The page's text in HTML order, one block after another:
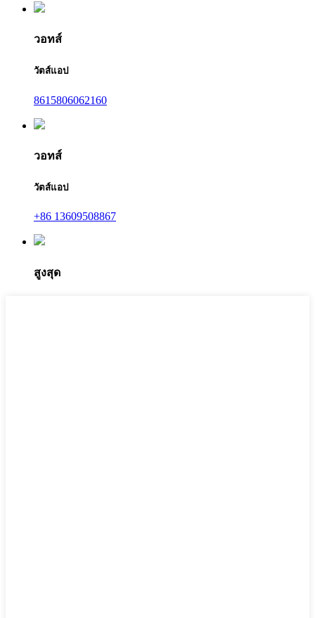
วอทส์
วัตส์แอป
8615806062160
วอทส์
วัตส์แอป
+86 13609508867
สูงสุด